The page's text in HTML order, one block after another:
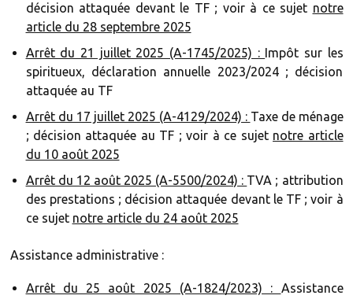
décision attaquée devant le TF ; voir à ce sujet notre
article du 28 septembre 2025
Arrêt du 21 juillet 2025 (A-1745/2025) : Impôt sur les
spiritueux, déclaration annuelle 2023/2024 ; décision
attaquée au TF
Arrêt du 17 juillet 2025 (A-4129/2024) : Taxe de ménage
; décision attaquée au TF ; voir à ce sujet notre article
du 10 août 2025
Arrêt du 12 août 2025 (A-5500/2024) : TVA ; attribution
des prestations ; décision attaquée devant le TF ; voir à
ce sujet notre article du 24 août 2025
Assistance administrative :
Arrêt du 25 août 2025 (A-1824/2023) : Assistance